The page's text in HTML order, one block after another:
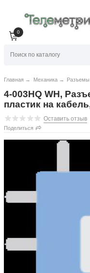
0
Главная → Механика → Разъемы
4-003HQ WH,
пластик на
Оставить отзыв
Поделиться